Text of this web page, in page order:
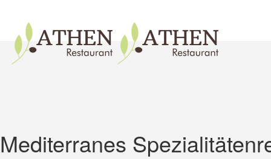
Navigation
springen
Zum
Inhalt
Mediterranes